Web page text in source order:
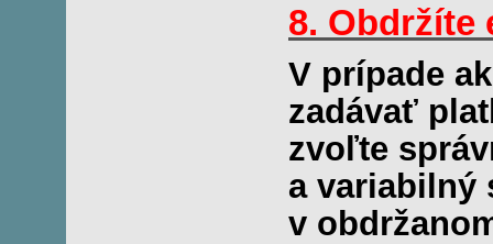
8. Obdržíte
V prípade
zadávať
zvoľte
a variabilný
v